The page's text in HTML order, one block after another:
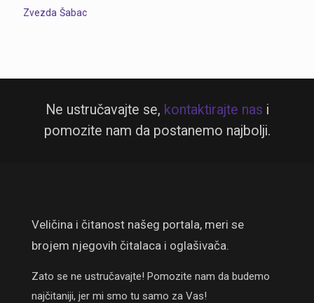
Zvezda Šabac
Ne ustručavajte se, kontaktirajte nas i
pomozite nam da postanemo najbolji.
Veličina i čitanost našeg portala, meri se
brojem njegovih čitalaca i oglašivača.
Zato se ne ustručavajte! Pomozite nam da budemo
najčitaniji, jer mi smo tu samo za Vas!